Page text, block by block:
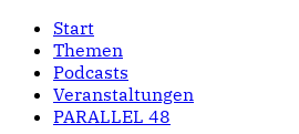
Start
Themen
Podcasts
Veranstaltungen
PARALLEL 48